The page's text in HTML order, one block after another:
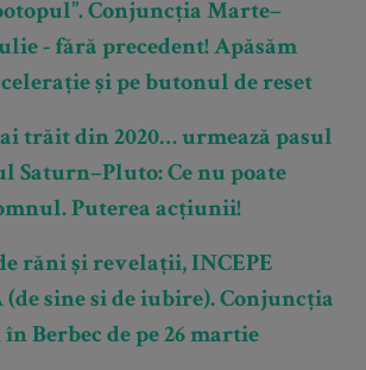
Conjuncția Marte–
- fără precedent! Apăsăm
și pe butonul de reset
trăit din 2020… urmează pasul
Saturn–Pluto: Ce nu poate
Puterea acțiunii!
răni și revelații, INCEPE
(de sine si de iubire). Conjuncția
Berbec de pe 26 martie